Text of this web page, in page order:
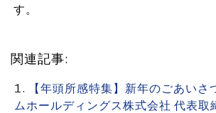
す。
関連記事:
【年頭所感特集】新年のごあ
ムホールディングス株式会社 代表